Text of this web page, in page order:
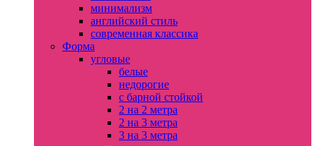
минимализм
английский стиль
современная классика
Форма
угловые
белые
недорогие
с барной стойкой
2 на 2 метра
2 на 3 метра
3 на 3 метра